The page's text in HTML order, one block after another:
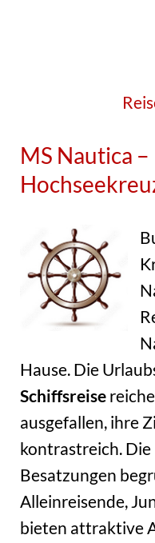
MS Nautica –
Hause. Die
Schiffsreise
ausgefallen, ihre
kontrastreich.
Besatzungen
Alleinreisende,
bieten attraktive